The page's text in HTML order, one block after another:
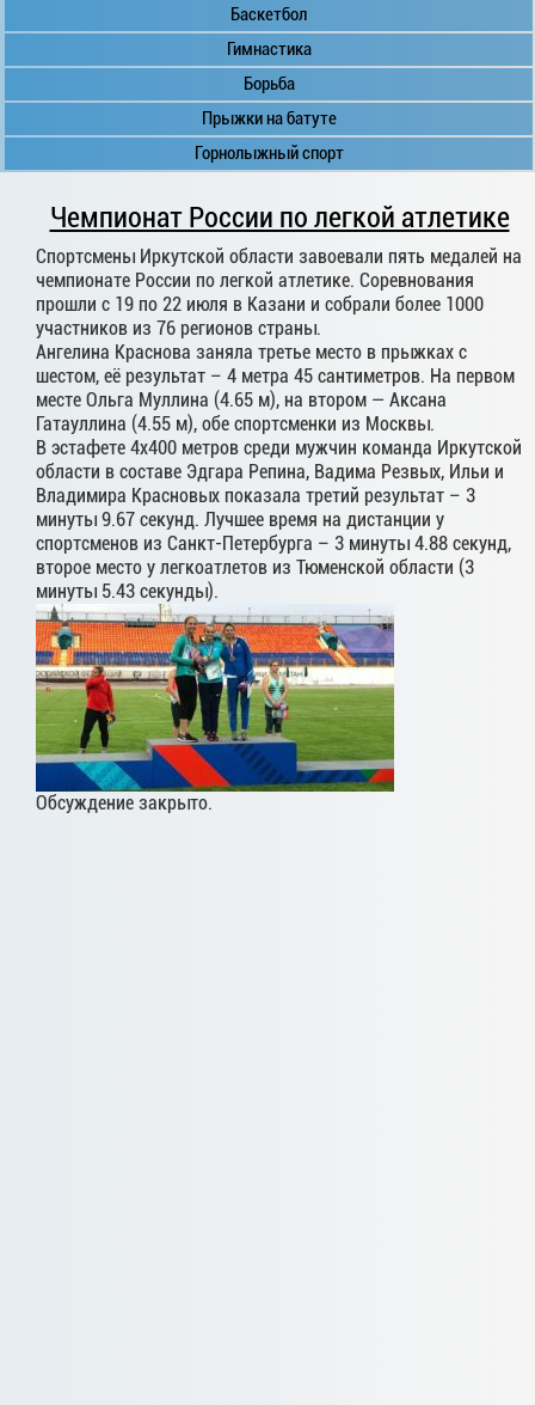
Баскетбол
Гимнастика
Борьба
Прыжки на батуте
Горнолыжный спорт
Чемпионат России по легкой атлетике
Спортсмены Иркутской области завоевали пять медалей на
чемпионате России по легкой атлетике. Соревнования
прошли с 19 по 22 июля в Казани и собрали более 1000
участников из 76 регионов страны.
Ангелина Краснова заняла третье место в прыжках с
шестом, её результат – 4 метра 45 сантиметров. На первом
месте Ольга Муллина (4.65 м), на втором — Аксана
Гатауллина (4.55 м), обе спортсменки из Москвы.
В эстафете 4х400 метров среди мужчин команда Иркутской
области в составе Эдгара Репина, Вадима Резвых, Ильи и
Владимира Красновых показала третий результат – 3
минуты 9.67 секунд. Лучшее время на дистанции у
спортсменов из Санкт-Петербурга – 3 минуты 4.88 секунд,
второе место у легкоатлетов из Тюменской области (3
минуты 5.43 секунды).
Обсуждение закрыто.